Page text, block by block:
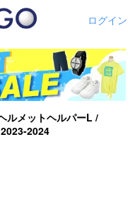
ログイン
ルメットヘルパーL /
2024